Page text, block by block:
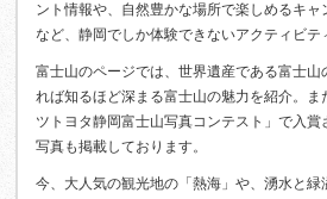
ント情報や、自然豊かな場所で楽しめるキ
など、静岡でしか体験できないアクティビテ
富士山のページでは、世界遺産である富士山
れば知るほど深まる富士山の魅力を紹介。ま
ツトヨタ静岡富士山写真コンテスト」で入
写真も掲載しております。
今、大人気の観光地の「熱海」や、湧水と緑